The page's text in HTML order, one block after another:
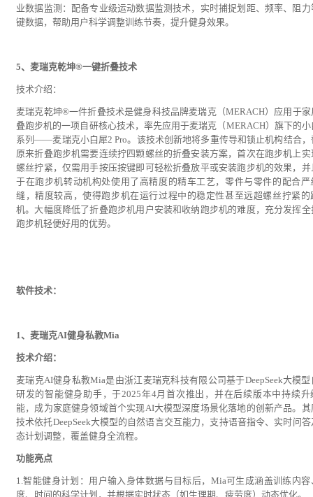
业数据监测：配备专业级运动数据监测技术，实时捕捉划距、频率、阻力
键数据，帮助用户科学调整训练节奏，提升健身效果。
5、麦瑞克乾坤®一键折叠技术
技术介绍：
麦瑞克乾坤®一件折叠技术是健身科技品牌麦瑞克（MERACH）应用于家
叠跑步机的一项自研核心技术，率先应用于麦瑞克（MERACH）旗下的小
系列——麦瑞克小白犀2 Pro。该技术创新地将多重传导和锁止机构结合，
原来折叠跑步机需要连续拧四颗螺丝的折叠安装方案，首次在跑步机上实
螺丝拧紧，仅需用手按压按键即可轻松折叠放平或安装跑步机的效果，并
于在跑步机转动机构处使用了高精度的精车工艺，零件与零件的配合严
缝，精度较高，使得跑步机在运行过程中的稳定性甚至远超螺丝拧紧的
机。大幅度降低了折叠跑步机用户安装和收纳跑步机的难度，充分发挥全
跑步机轻便好用的优势。
软件技术：
1、麦瑞克AI健身私教Mia
技术介绍：
麦瑞克AI健身私教Mia是由浙江麦瑞克科技有限公司基于DeepSeek大模型
研发的智能健身助手，于2025年4月首次推出，并在后续版本中持续升
能，成为家庭健身领域首个实现AI大模型深度场景化落地的创新产品。其
技术依托DeepSeek大模型的自然语言交互能力，支持语音指令、实时问答
态计划调整，覆盖健身全流程。
功能亮点
1.智能健身计划：用户输入身体数据与目标后，Mia可生成涵盖训练内容
度、时间的科学计划，并根据实时状态（如生理期、疲劳度）动态优化。